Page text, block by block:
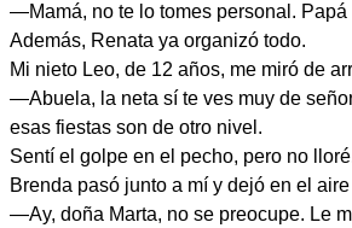
—Mamá, no te lo tomes personal. Papá
Además, Renata ya organizó todo.
Mi nieto Leo, de 12 años, me miró de
—Abuela, la neta sí te ves muy de
esas fiestas son de otro nivel.
Sentí el golpe en el pecho, pero no
Brenda pasó junto a mí y dejó en el
—Ay, doña Marta, no se preocupe. Le